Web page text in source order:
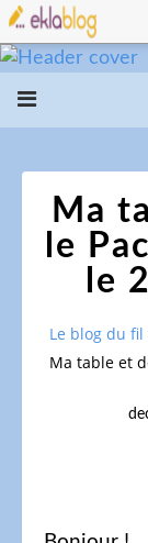
Ma
le
le
Le blog du fil
Ma table et